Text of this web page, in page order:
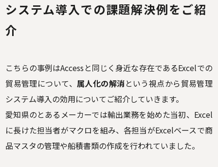
システム導入での課題解決例をご紹
介
こちらの事例はAccessと同じく身近な存在であるExcelでの
貿易管理について、属人化の解消という視点から貿易管理
システム導入の効用についてご紹介していきます。
愛知県のとあるメーカーでは輸出業務を始めた当初、Excel
に長けた担当者がマクロを組み、各担当がExcelベースで商
品マスタの管理や船積書類の作成を行われていました。